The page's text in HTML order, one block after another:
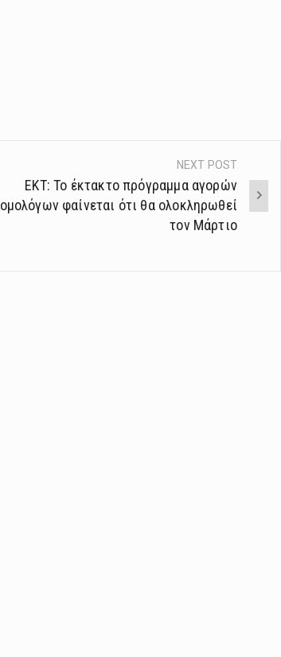
NEXT POST
ΕΚΤ: Το έκτακτο πρόγραμμα αγορών
ομολόγων φαίνεται ότι θα ολοκληρωθεί
τον Μάρτιο